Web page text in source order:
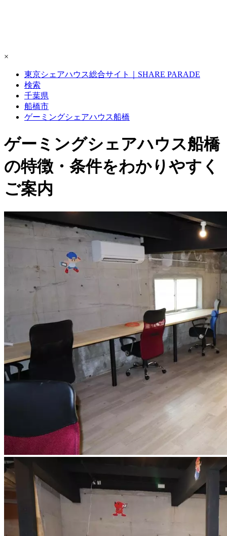
×
東京シェアハウス総合サイト｜SHARE PARADE
検索
千葉県
船橋市
ゲーミングシェアハウス船橋
ゲーミングシェアハウス船橋
の特徴・条件をわかりやすく
ご案内